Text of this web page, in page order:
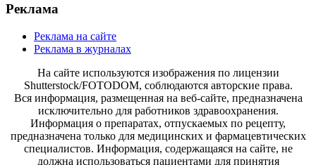
Реклама
Реклама на сайте
Реклама в журналах
На сайте используются изображения по лицензии
Shutterstock/FOTODOM, соблюдаются авторские права.
Вся информация, размещенная на веб-сайте, предназначена
исключительно для работников здравоохранения.
Информация о препаратах, отпускаемых по рецепту,
предназначена только для медицинских и фармацевтических
специалистов. Информация, содержащаяся на сайте, не
должна использоваться пациентами для принятия